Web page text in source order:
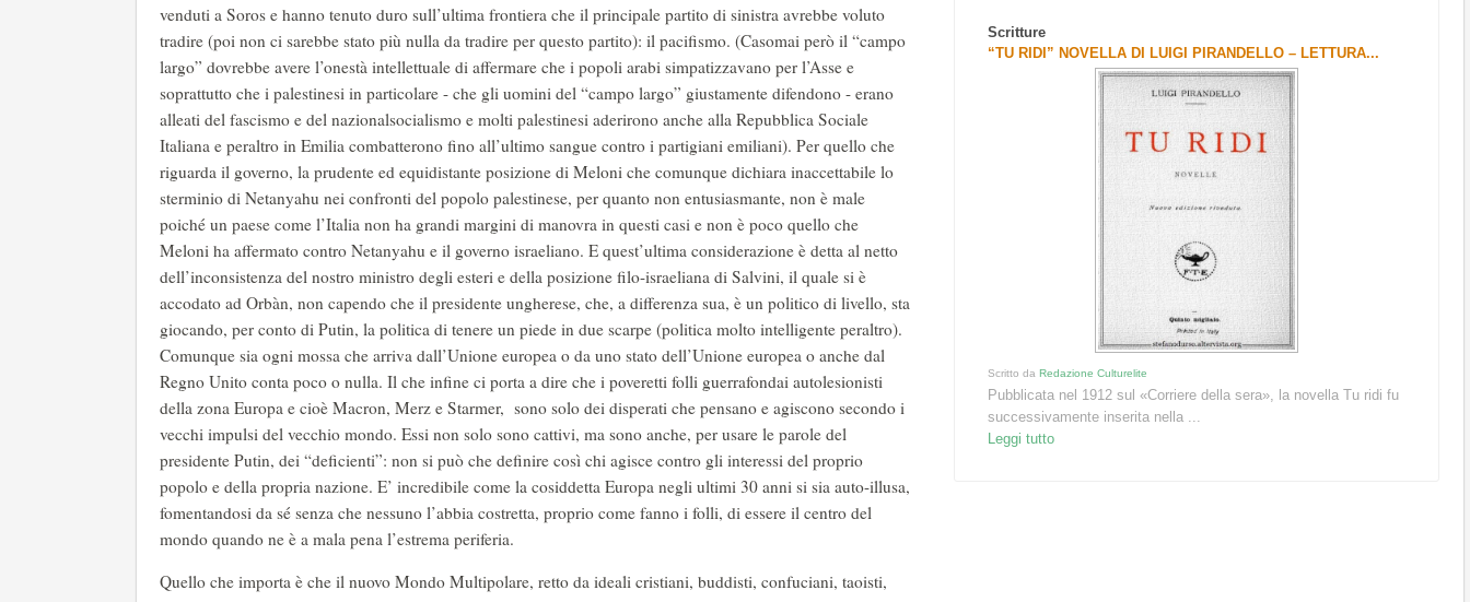
venduti a Soros e hanno tenuto duro sull’ultima frontiera che il principale partito di sinistra avrebbe voluto
tradire (poi non ci sarebbe stato più nulla da tradire per questo partito): il pacifismo. (Casomai però il “campo
largo” dovrebbe avere l’onestà intellettuale di affermare che i popoli arabi simpatizzavano per l’Asse e
soprattutto che i palestinesi in particolare - che gli uomini del “campo largo” giustamente difendono - erano
alleati del fascismo e del nazionalsocialismo e molti palestinesi aderirono anche alla Repubblica Sociale
Italiana e peraltro in Emilia combatterono fino all’ultimo sangue contro i partigiani emiliani). Per quello che
riguarda il governo, la prudente ed equidistante posizione di Meloni che comunque dichiara inaccettabile lo
sterminio di Netanyahu nei confronti del popolo palestinese, per quanto non entusiasmante, non è male
poiché un paese come l’Italia non ha grandi margini di manovra in questi casi e non è poco quello che
Meloni ha affermato contro Netanyahu e il governo israeliano. E quest’ultima considerazione è detta al netto
dell’inconsistenza del nostro ministro degli esteri e della posizione filo-israeliana di Salvini, il quale si è
accodato ad Orbàn, non capendo che il presidente ungherese, che, a differenza sua, è un politico di livello, sta
giocando, per conto di Putin, la politica di tenere un piede in due scarpe (politica molto intelligente peraltro).
Comunque sia ogni mossa che arriva dall’Unione europea o da uno stato dell’Unione europea o anche dal
Regno Unito conta poco o nulla. Il che infine ci porta a dire che i poveretti folli guerrafondai autolesionisti
della zona Europa e cioè Macron, Merz e Starmer, sono solo dei disperati che pensano e agiscono secondo i
vecchi impulsi del vecchio mondo. Essi non solo sono cattivi, ma sono anche, per usare le parole del
presidente Putin, dei “deficienti”: non si può che definire così chi agisce contro gli interessi del proprio
popolo e della propria nazione. E’ incredibile come la cosiddetta Europa negli ultimi 30 anni si sia auto-illusa,
fomentandosi da sé senza che nessuno l’abbia costretta, proprio come fanno i folli, di essere il centro del
mondo quando ne è a mala pena l’estrema periferia.
Quello che importa è che il nuovo Mondo Multipolare, retto da ideali cristiani, buddisti, confuciani, taoisti,
Scritture
“TU RIDI” NOVELLA DI LUIGI PIRANDELLO – LETTURA...
Scritto daRedazione Culturelite
Pubblicata nel 1912 sul «Corriere della sera», la novella Tu ridi fu
successivamente inserita nella ...
Leggi tutto